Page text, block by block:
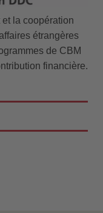
et la coopération
étrangères
de CBM
financière.